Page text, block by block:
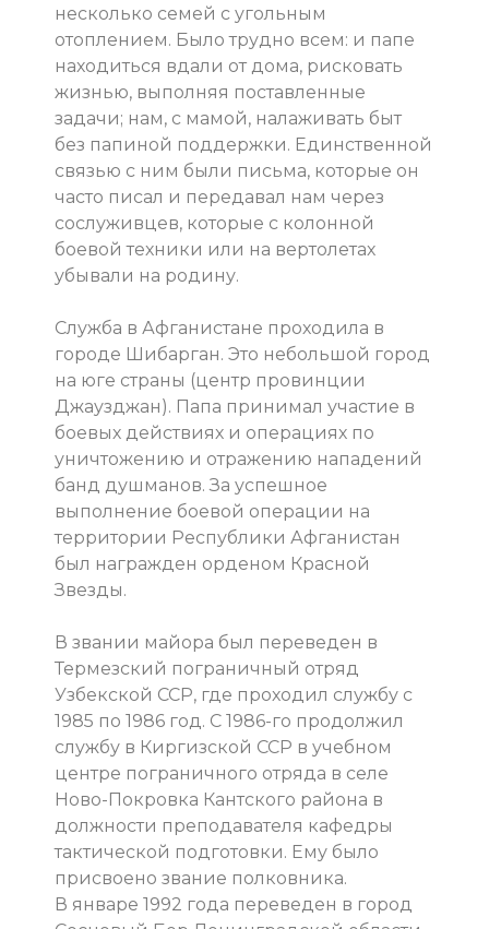
несколько семей с угольным
отоплением. Было трудно всем: и папе
находиться вдали от дома, рисковать
жизнью, выполняя поставленные
задачи; нам, с мамой, налаживать быт
без папиной поддержки. Единственной
связью с ним были письма, которые он
часто писал и передавал нам через
сослуживцев, которые с колонной
боевой техники или на вертолетах
убывали на родину.
Служба в Афганистане проходила в
городе Шибарган. Это небольшой город
на юге страны (центр провинции
Джаузджан). Папа принимал участие в
боевых действиях и операциях по
уничтожению и отражению нападений
банд душманов. За успешное
выполнение боевой операции на
территории Республики Афганистан
был награжден орденом Красной
Звезды.
В звании майора был переведен в
Термезский пограничный отряд
Узбекской ССР, где проходил службу с
1985 по 1986 год. С 1986-го продолжил
службу в Киргизской ССР в учебном
центре пограничного отряда в селе
Ново-Покровка Кантского района в
должности преподавателя кафедры
тактической подготовки. Ему было
присвоено звание полковника.
В январе 1992 года переведен в город